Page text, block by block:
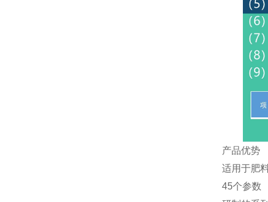
产品优势
适用于肥
45个参数